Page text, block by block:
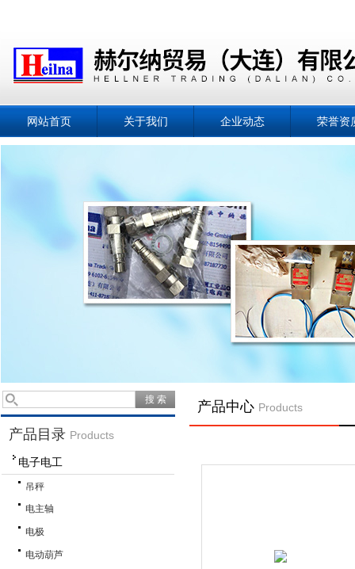
网站首页 关于我们 企业动态 荣誉资
产品目录 Products
电子电工
吊秤
电主轴
电极
电动葫芦
产品中心 Products